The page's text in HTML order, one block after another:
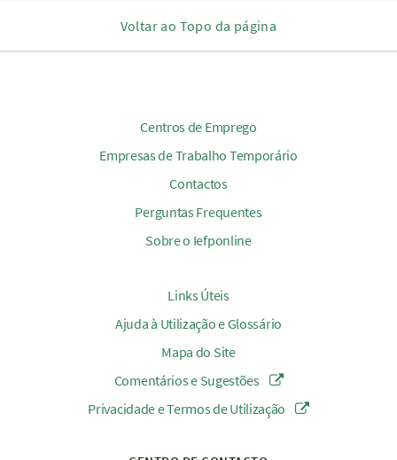
Voltar ao Topo da página
Centros de Emprego
Empresas de Trabalho Temporário
Contactos
Perguntas Frequentes
Sobre o Iefponline
Links Úteis
Ajuda à Utilização e Glossário
Mapa do Site
Comentários e Sugestões
Privacidade e Termos de Utilização